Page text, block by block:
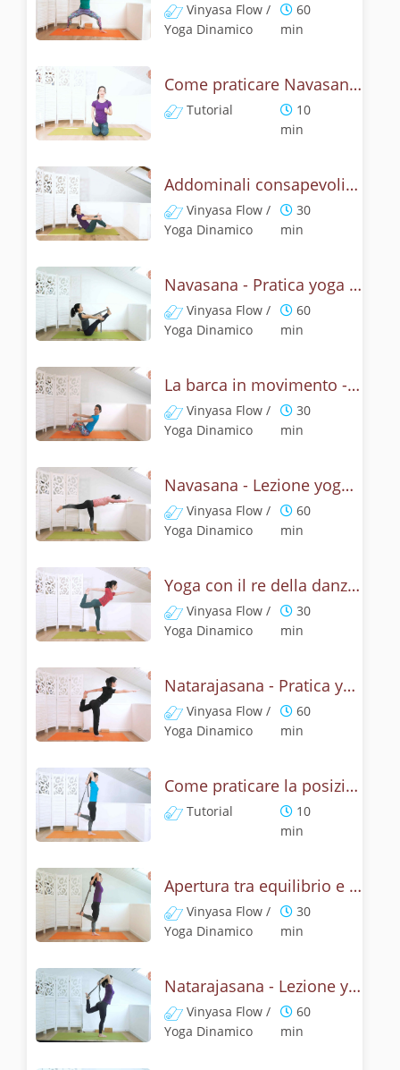
Vinyasa Flow /
Yoga Dinamico
60
min
Come praticare Navasana, la posizione della barca? Tutorial
Tutorial
10
min
Addominali consapevoli con la posizione della barca
Vinyasa Flow /
Yoga Dinamico
30
min
Navasana - Pratica yoga con la tecnica della posizione della barca
Vinyasa Flow /
Yoga Dinamico
60
min
La barca in movimento - Addominali con Navasana
Vinyasa Flow /
Yoga Dinamico
30
min
Navasana - Lezione yoga con la mitologia della posizione della barca
Vinyasa Flow /
Yoga Dinamico
60
min
Yoga con il re della danza - Natarajasana con un braccio
Vinyasa Flow /
Yoga Dinamico
30
min
Natarajasana - Pratica yoga con la tecnica della posizione di Shiva danzante
Vinyasa Flow /
Yoga Dinamico
60
min
Come praticare la posizione Signore della danza? Tutorial di Natarajasana
Tutorial
10
min
Apertura tra equilibrio e cuore - Natrajasana
Vinyasa Flow /
Yoga Dinamico
30
min
Natarajasana - Lezione yoga con la mitologia della posizione di Shiva danzante
Vinyasa Flow /
Yoga Dinamico
60
min